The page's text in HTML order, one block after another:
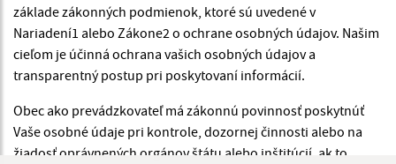
základe zákonných podmienok, ktoré sú uvedené v
Nariadení1 alebo Zákone2 o ochrane osobných údajov. Našim
cieľom je účinná ochrana vašich osobných údajov a
transparentný postup pri poskytovaní informácií.
Obec ako prevádzkovateľ má zákonnú povinnosť poskytnúť
Vaše osobné údaje pri kontrole, dozornej činnosti alebo na
žiadosť oprávnených orgánov štátu alebo inštitúcií, ak to